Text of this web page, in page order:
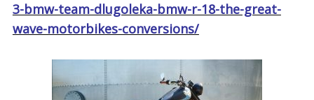
3-bmw-team-dlugoleka-bmw-r-18-the-great-
wave-motorbikes-conversions/